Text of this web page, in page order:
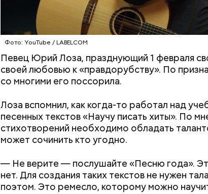
Фото: YouTube / LABELCOM
Певец Юрий Лоза, празднующий 1 февраля
своей любовью к «правдорубству». По
со многими его поссорила.
Лоза вспомнил, как когда-то работал над
песенных текстов «Научу писать хиты». По
стихотворений необходимо обладать
может сочинить кто угодно.
— Не верите — послушайте «Песню года».
нет. Для создания таких текстов не нужен
поэтом. Это ремесло, которому можно
критики